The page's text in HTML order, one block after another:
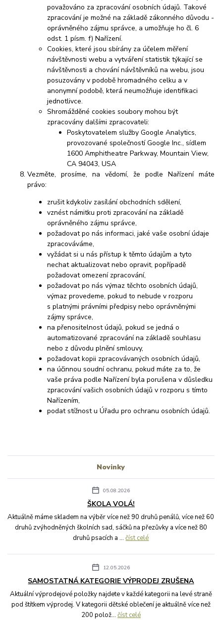
Novinky
05.08.2026
ŠKOLA VOLÁ!
Aktuálně máme skladem na výběr více než 90 druhů penálů, více než 60
druhů zvýhodněných školních sad, sáčků na přezůvky a více než 80
druhů psacích a ...číst celé
12.05.2026
SAMOSTATNÁ KATEGORIE VÝPRODEJ ZRUŠENA
Aktuální výprodejové položky najdete v každé kategorii na levé straně
pod štítkem výprodej. V kategorii dětské oblečení je aktuálně více než
200 polož... číst celé
považováno za zpracování osobních údajů. Takové
zpracování je možné na základě zákonného důvodu -
oprávněného zájmu správce, a umožňuje ho čl. 6
odst. 1 písm. f) Nařízení.
Cookies, které jsou sbírány za účelem měření
návštěvnosti webu a vytváření statistik týkající se
návštěvnosti a chování návštěvníků na webu, jsou
posuzovány v podobě hromadného celku a v
anonymní podobě, která neumožňuje identifikaci
jednotlivce.
Shromážděné cookies soubory mohou být
zpracovány dalšími zpracovateli:
Poskytovatelem služby Google Analytics,
provozované společností Google Inc., sídlem
1600 Amphitheatre Parkway, Mountain View,
CA 94043, USA
Vezměte, prosíme, na vědomí, že podle Nařízení máte
právo:
zrušit kdykoliv zasílání obchodních sdělení,
vznést námitku proti zpracování na základě
oprávněného zájmu správce,
požadovat po nás informaci, jaké vaše osobní údaje
zpracováváme,
vyžádat si u nás přístup k těmto údajům a tyto
nechat aktualizovat nebo opravit, popřípadě
požadovat omezení zpracování,
požadovat po nás výmaz těchto osobních údajů,
výmaz provedeme, pokud to nebude v rozporu
s platnými právními předpisy nebo oprávněnými
zájmy správce,
na přenositelnost údajů, pokud se jedná o
automatizované zpracování na základě souhlasu
nebo z důvodu plnění smlouvy,
požadovat kopii zpracovávaných osobních údajů,
na účinnou soudní ochranu, pokud máte za to, že
vaše práva podle Nařízení byla porušena v důsledku
zpracování vašich osobních údajů v rozporu s tímto
Nařízením,
podat stížnost u Úřadu pro ochranu osobních údajů.